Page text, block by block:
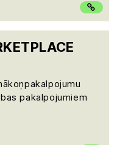
pakalpojumiem